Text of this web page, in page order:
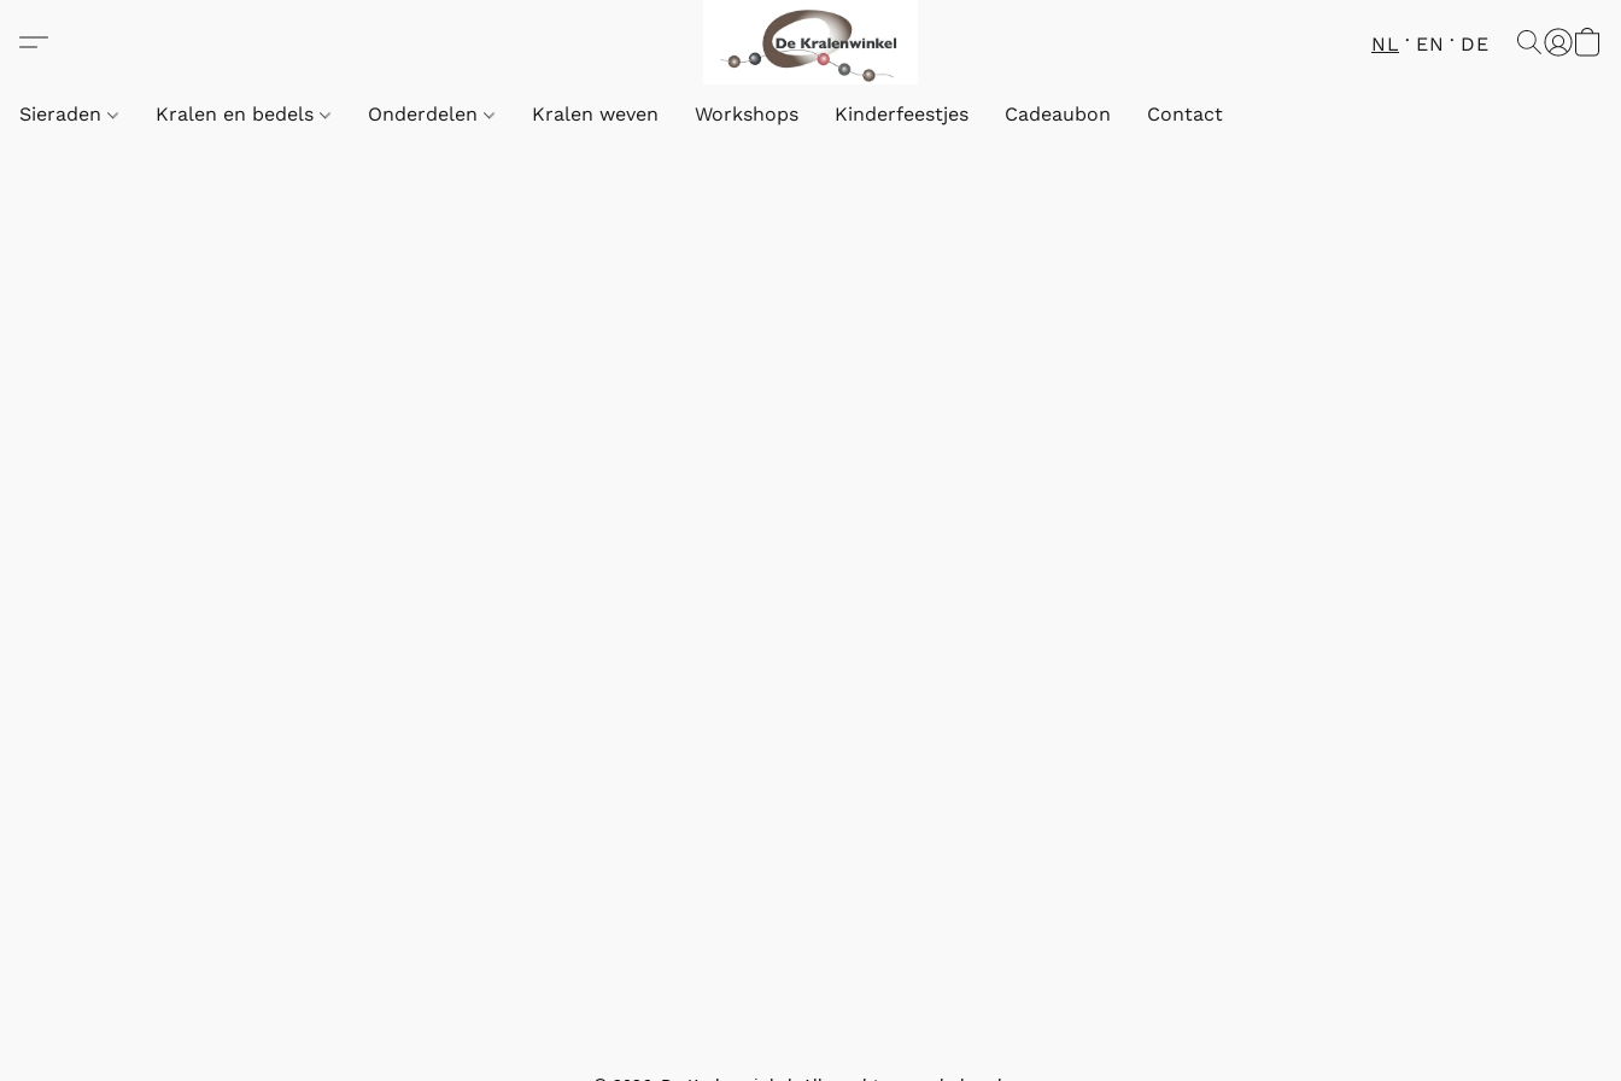
NL EN DE
Sieraden Kralen en bedels Onderdelen Kralen weven Workshops Kinderfeestjes Cadeaubon Contact